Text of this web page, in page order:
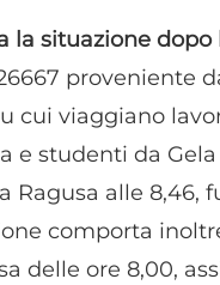
la situazione
proveniente
cui viaggiano
e studenti da
Ragusa alle 8,46,
comporta
delle ore 8,00,